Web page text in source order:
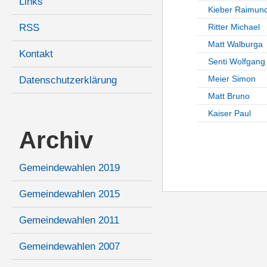
RSS
Kontakt
Datenschutzerklärung
Archiv
Gemeindewahlen 2019
Gemeindewahlen 2015
Gemeindewahlen 2011
Gemeindewahlen 2007
Kieber
Ritter Michael
Matt Walburga
Senti Wolfgang
Meier Simon
Matt Bruno
Kaiser Paul